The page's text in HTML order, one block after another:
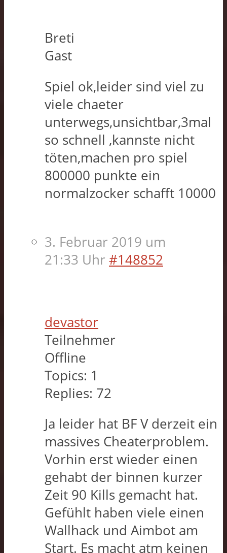
Breti
Gast
Spiel ok,leider sind viel zu
viele chaeter
unterwegs,unsichtbar,3mal
so schnell ,kannste nicht
töten,machen pro spiel
800000 punkte ein
normalzocker schafft 10000
3. Februar 2019 um
21:33 Uhr #148852
devastor
Teilnehmer
Offline
Topics: 1
Replies: 72
Ja leider hat BF V derzeit ein
massives Cheaterproblem.
Vorhin erst wieder einen
gehabt der binnen kurzer
Zeit 90 Kills gemacht hat.
Gefühlt haben viele einen
Wallhack und Aimbot am
Start. Es macht atm keinen